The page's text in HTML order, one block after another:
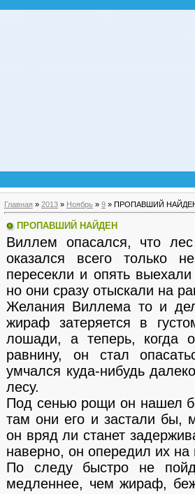
Главная » 2013 » Ноябрь » 9 » ПРОПАВШИЙ
ПРОПАВШИЙ НАЙДЕН
Виллем опасался, что
оказался всего только
пересекли и опять
но они сразу отыскали на
Желания Виллема то и
жираф затеряется в
лошади, а теперь, когда
равнину, он стал
умчался куда-нибудь
лесу.
Под сенью рощи он нашел
там они его и застали бы,
он вряд ли станет
наверно, он опередил их на
По следу быстро не
медленнее, чем жираф,